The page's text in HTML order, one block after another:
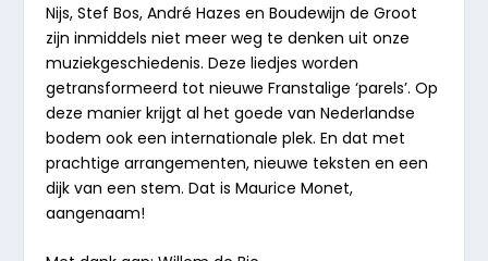
Nijs, Stef Bos, André Hazes en Boudewijn de Groot
zijn inmiddels niet meer weg te denken uit onze
muziekgeschiedenis. Deze liedjes worden
getransformeerd tot nieuwe Franstalige ‘parels’. Op
deze manier krijgt al het goede van Nederlandse
bodem ook een internationale plek. En dat met
prachtige arrangementen, nieuwe teksten en een
dijk van een stem. Dat is Maurice Monet,
aangenaam!